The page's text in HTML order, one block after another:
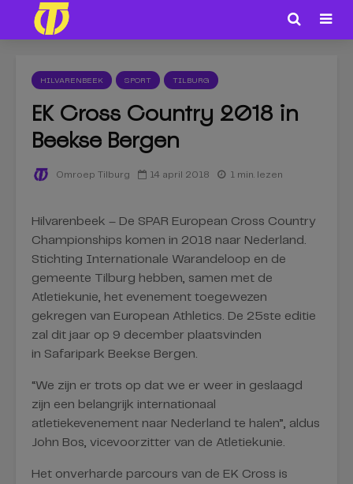
HILVARENBEEK SPORT TILBURG
EK Cross Country 2018 in
Beekse Bergen
Omroep Tilburg 14 april 2018 1 min. lezen
Hilvarenbeek – De SPAR European Cross Country
Championships komen in 2018 naar Nederland.
Stichting Internationale Warandeloop en de
gemeente Tilburg hebben, samen met de
Atletiekunie, het evenement toegewezen
gekregen van European Athletics. De 25ste editie
zal dit jaar op 9 december plaatsvinden
in Safaripark Beekse Bergen.
“We zijn er trots op dat we er weer in geslaagd
zijn een belangrijk internationaal
atletiekevenement naar Nederland te halen”, aldus
John Bos, vicevoorzitter van de Atletiekunie.
Het onverharde parcours van de EK Cross is